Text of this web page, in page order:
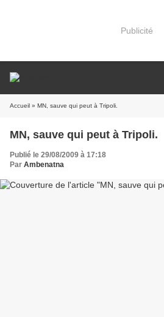
Publicité
Accueil » MN, sauve qui peut à Tripoli.
MN, sauve qui peut à Tripoli.
Publié le 29/08/2009 à 17:18
Par Ambenatna